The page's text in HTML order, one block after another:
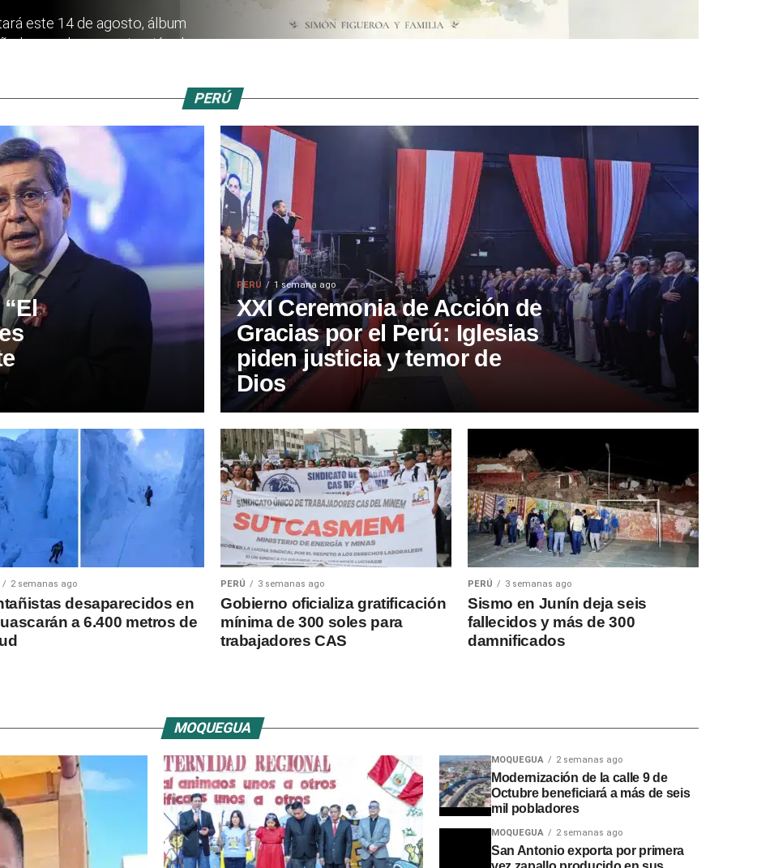
este 14 de agosto, álbum
para la memorización de...
PERÚ
PERÚ 1 semana ago
XXI Ceremonia de Acción de
Gracias por el Perú: Iglesias
piden justicia y temor de
Dios
2 semanas ago
desaparecidos en
a 6.400 metros de
PERÚ 3 semanas ago
Gobierno oficializa gratificación
mínima de 300 soles para
trabajadores CAS
PERÚ 3 semanas ago
Sismo en Junín deja seis
fallecidos y más de 300
damnificados
MOQUEGUA
MOQUEGUA 2 semanas ago
Modernización de la calle 9 de
Octubre beneficiará a más de seis
mil pobladores
MOQUEGUA 2 semanas ago
San Antonio exporta por primera